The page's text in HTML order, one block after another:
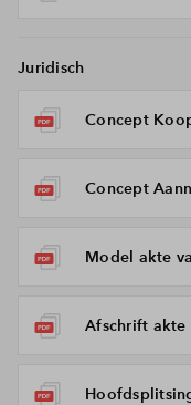
Juridisch
Concept
Concept
Model akte
Afschrift